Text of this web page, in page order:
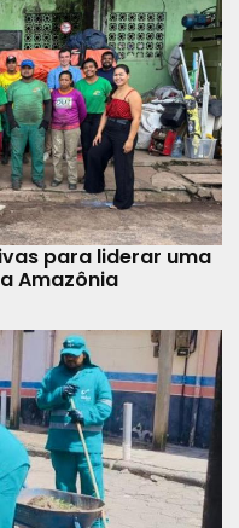
para liderar uma
Amazônia